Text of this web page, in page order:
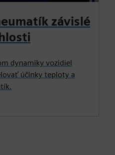
závislé
dynamiky vozidiel
účinky teploty a